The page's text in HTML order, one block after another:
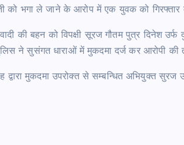
भगा ले जाने के आरोप में एक युवक को गिरफ्तार
की बहन को विपक्षी सूरज गौतम पुत्र दिनेश उर्फ
ने सुसंगत धाराओं में मुकदमा दर्ज कर आरोपी की
मुकदमा उपरोक्त से सम्बन्धित अभियुक्त सुरज